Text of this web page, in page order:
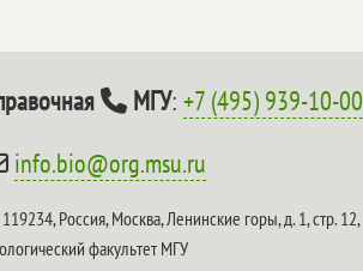
МГУ:+7 (495) 939-10-00
info.bio@org.msu.ru
119234, Россия, Москва, Ленинские горы, д. 1, стр. 12,
факультет МГУ